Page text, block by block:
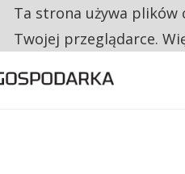
RESTRYKCJE CHIN UDERZAJĄ W
Ta strona używa plików
Twojej przeglądarce.